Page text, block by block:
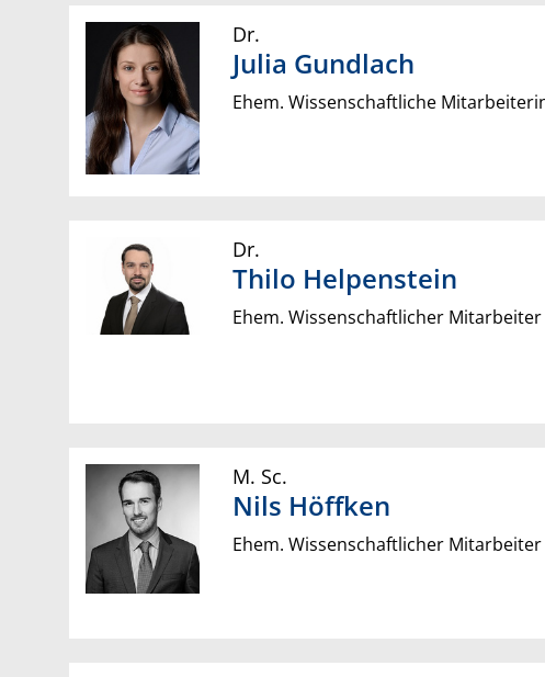
Dr.
Julia Gundlach
Ehem. Wissenschaftliche
Dr.
Thilo Helpenstein
Ehem. Wissenschaftlicher Mitarbeiter
M. Sc.
Nils Höffken
Ehem. Wissenschaftlicher Mitarbeiter